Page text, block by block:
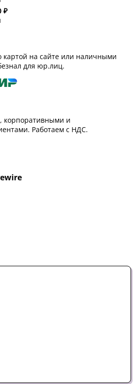
₽
картой на сайте или наличными
для юр.лиц.
корпоративными и
Работаем с НДС.